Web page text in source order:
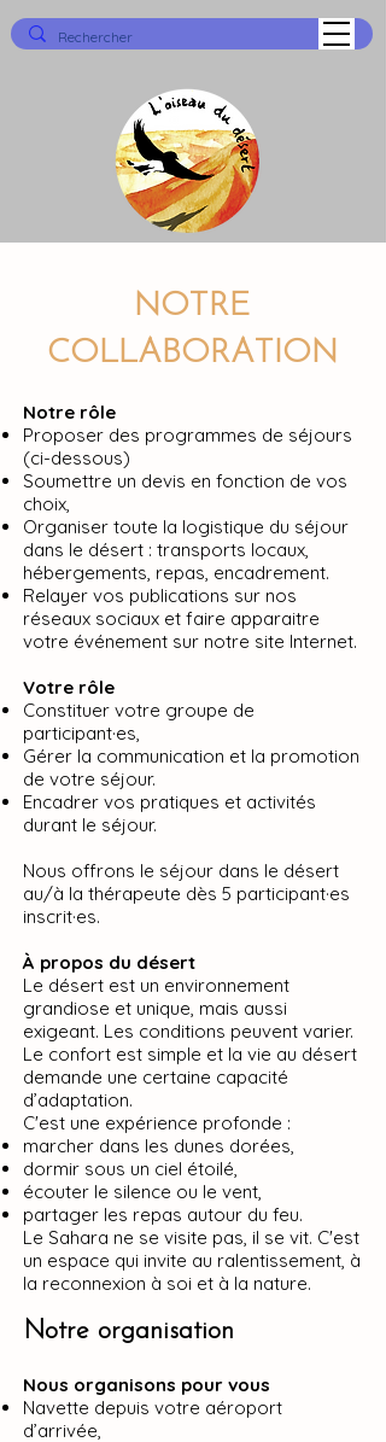
NOTRE
COLLABORATION
Notre rôle
Proposer des programmes de séjours
(ci-dessous)
Soumettre un devis en fonction de vos
choix,
Organiser toute la logistique du séjour
dans le désert : transports locaux,
hébergements, repas, encadrement.
Relayer vos publications sur nos
réseaux sociaux et faire apparaitre
votre événement sur notre site Internet.
Votre rôle
Constituer votre groupe de
participant·es,
Gérer la communication et la promotion
de votre séjour.
Encadrer vos pratiques et activités
durant le séjour.
Nous offrons le séjour dans le désert
au/à la thérapeute dès 5 participant·es
inscrit·es.
À propos du désert
Le désert est un environnement
grandiose et unique, mais aussi
exigeant. Les conditions peuvent varier.
Le confort est simple et la vie au désert
demande une certaine capacité
d’adaptation.
C'est une expérience profonde :
marcher dans les dunes dorées,
dormir sous un ciel étoilé,
écouter le silence ou le vent,
partager les repas autour du feu.
Le Sahara ne se visite pas, il se vit. C'est
un espace qui invite au ralentissement, à
la reconnexion à soi et à la nature.
Notre organisation
Nous organisons pour vous
Navette depuis votre aéroport
d’arrivée,